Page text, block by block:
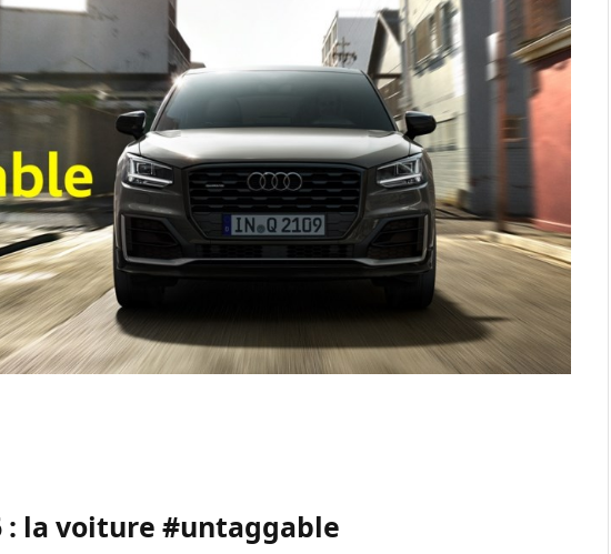
: la voiture #untaggable